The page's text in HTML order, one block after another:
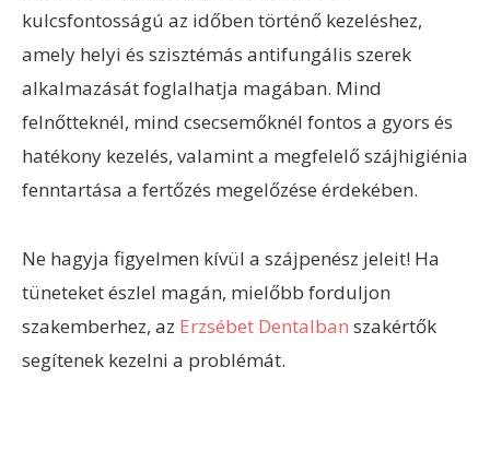
kulcsfontosságú az időben történő kezeléshez,
amely helyi és szisztémás antifungális szerek
alkalmazását foglalhatja magában. Mind
felnőtteknél, mind csecsemőknél fontos a gyors és
hatékony kezelés, valamint a megfelelő szájhigiénia
fenntartása a fertőzés megelőzése érdekében.
Ne hagyja figyelmen kívül a szájpenész jeleit! Ha
tüneteket észlel magán, mielőbb forduljon
szakemberhez, az Erzsébet Dentalban szakértők
segítenek kezelni a problémát.